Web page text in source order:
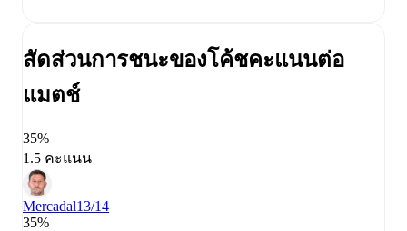
สัดส่วนการชนะของโค้ชคะแนนต่อ
แมตช์
35%
1.5 คะแนน
Mercadal13/14
35%